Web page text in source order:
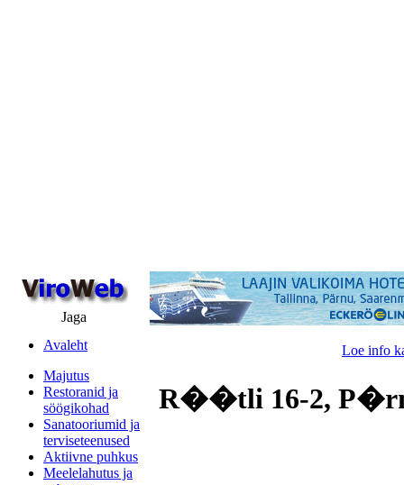
Jaga
Avaleht
Majutus
Restoranid ja
söögikohad
Sanatooriumid ja
terviseteenused
Aktiivne puhkus
Meelelahutus ja
Loe info
R��tli 16-2,